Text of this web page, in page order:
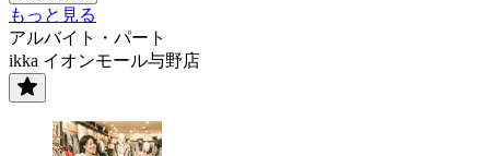
もっと見る
アルバイト・パート
ikka イオンモール与野店